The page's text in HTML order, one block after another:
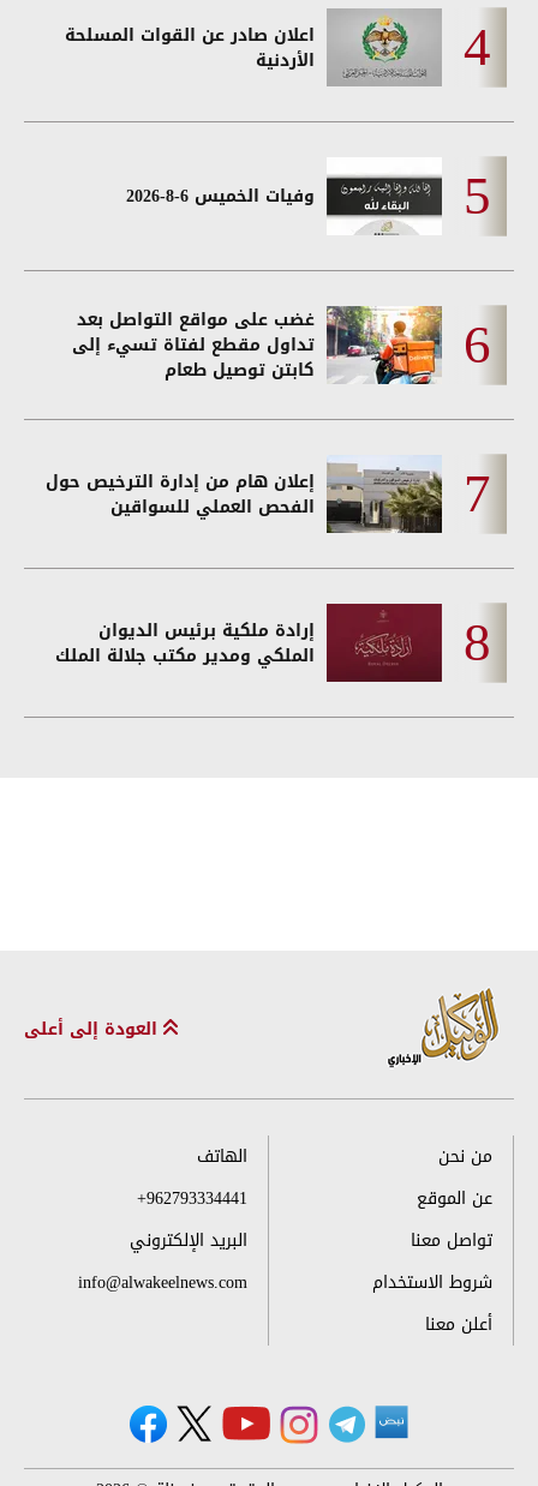
اعلان صادر عن القوات المسلحة
الأردنية
وفيات الخميس 6-8-2026
غضب على مواقع التواصل بعد
تداول مقطع لفتاة تسيء إلى
كابتن توصيل طعام
إعلان هام من إدارة الترخيص حول
الفحص العملي للسواقين
إرادة ملكية برئيس الديوان
الملكي ومدير مكتب جلالة الملك
العودة إلى أعلى
من نحن
عن الموقع
تواصل معنا
شروط الاستخدام
أعلن معنا
الهاتف
+962793334441
البريد الإلكتروني
info@alwakeelnews.com